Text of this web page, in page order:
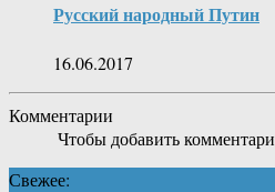
Русский народный Путин
16.06.2017
Комментарии
Чтобы добавить
Свежее: